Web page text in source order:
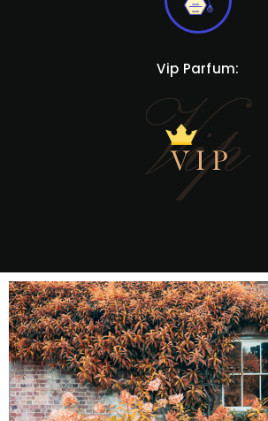
Vip Parfum: